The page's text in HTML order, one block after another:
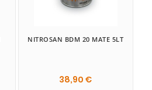
NITROSAN BDM 20 MATE 5LT
38,90 €